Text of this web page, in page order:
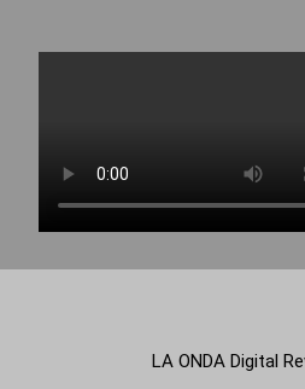
LA ONDA Digital